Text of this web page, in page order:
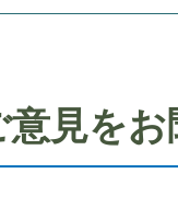
見を